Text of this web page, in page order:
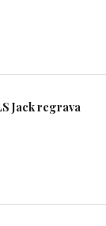
Jack regrava